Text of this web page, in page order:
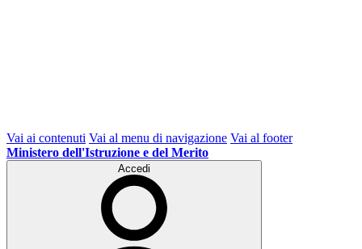
Vai ai contenuti Vai al menu di navigazione Vai al footer
Ministero dell'Istruzione e del Merito
Accedi